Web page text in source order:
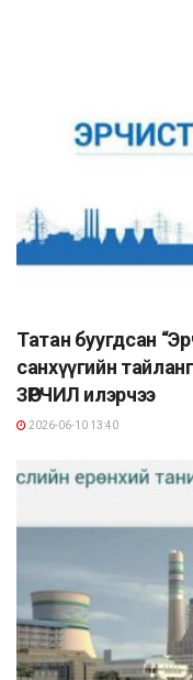
Татан буугдсан
санхүүгийн
ЗӨРЧИЛ илэрчээ
2026-06-10 13:40